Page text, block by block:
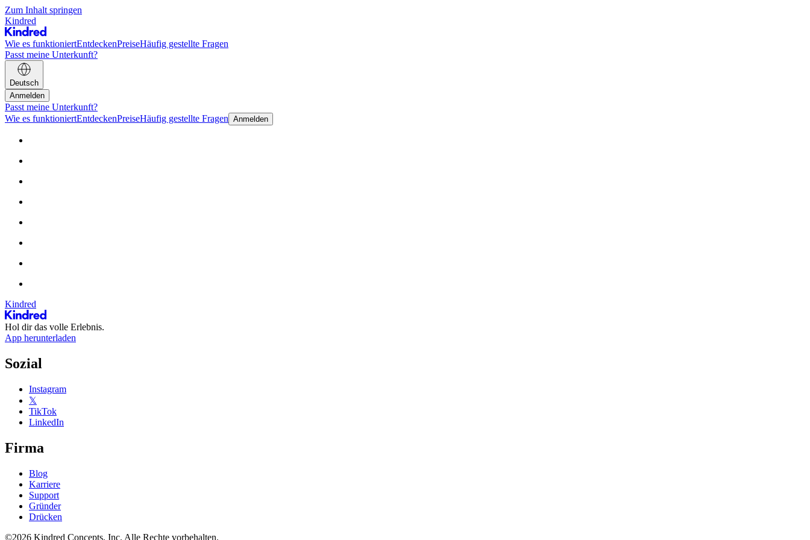
Zum Inhalt springen
Kindred
Wie es funktioniertEntdeckenPreiseHäufig gestellte Fragen
Passt meine Unterkunft?
Deutsch
Anmelden
Passt meine Unterkunft?
Wie es funktioniertEntdeckenPreiseHäufig gestellte Fragen Anmelden
Kindred
Hol dir das volle Erlebnis.
App herunterladen
Sozial
Instagram
𝕏
TikTok
LinkedIn
Firma
Blog
Karriere
Support
Gründer
Drücken
©2026 Kindred Concepts, Inc. Alle Rechte vorbehalten.